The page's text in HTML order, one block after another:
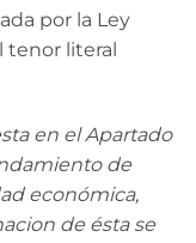
por la Ley
tenor literal
en el Apartado
de
económica,
de ésta se